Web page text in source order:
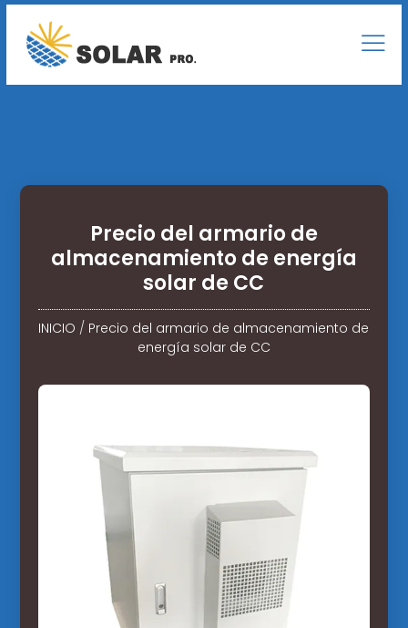
Precio del armario de
almacenamiento de energía
solar de CC
INICIO / Precio del armario de almacenamiento de
energía solar de CC